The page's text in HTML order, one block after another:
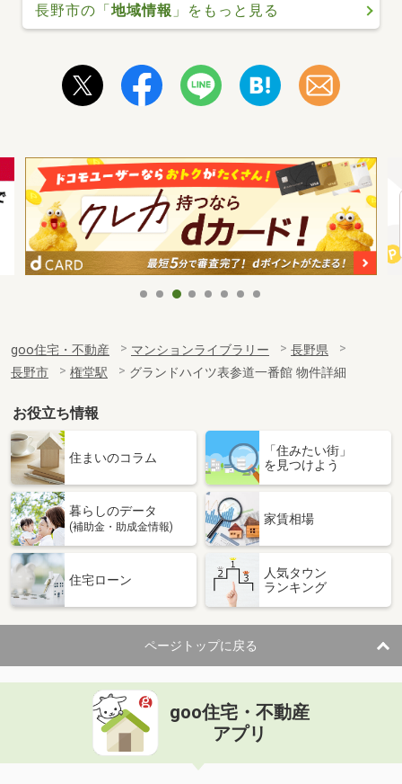
長野市の「地域情報 」をもっと見る
goo住宅・不動産 マンションライブラリー
長野県
長野市
権堂駅 グランドハイツ表参道一番館 物件詳細
お役立ち情報
住まいのコラム
「住みたい街」
を見つけよう
暮らしのデータ
(補助金・助成金情報)
家賃相場
住宅ローン
人気タウン
ランキング
ページトップに戻る
goo住宅・不動産
アプリ